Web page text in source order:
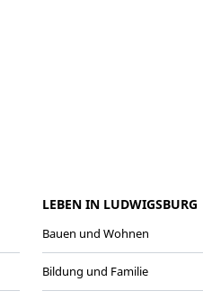
LEBEN IN LUDWIGSBURG
Bauen und Wohnen
Bildung und Familie